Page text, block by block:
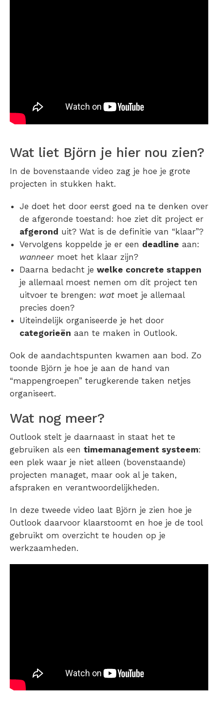
Wat liet Björn je hier nou zien?
In de bovenstaande video zag je hoe je grote
projecten in stukken hakt.
Je doet het door eerst goed na te denken over
de afgeronde toestand: hoe ziet dit project er
afgerond uit? Wat is de definitie van “klaar”?
Vervolgens koppelde je er een deadline aan:
wanneer moet het klaar zijn?
Daarna bedacht je welke concrete stappen
je allemaal moest nemen om dit project ten
uitvoer te brengen: wat moet je allemaal
precies doen?
Uiteindelijk organiseerde je het door
categorieën aan te maken in Outlook.
Ook de aandachtspunten kwamen aan bod. Zo
toonde Björn je hoe je aan de hand van
“mappengroepen” terugkerende taken netjes
organiseert.
Wat nog meer?
Outlook stelt je daarnaast in staat het te
gebruiken als een timemanagement systeem:
een plek waar je niet alleen (bovenstaande)
projecten managet, maar ook al je taken,
afspraken en verantwoordelijkheden.
In deze tweede video laat Björn je zien hoe je
Outlook daarvoor klaarstoomt en hoe je de tool
gebruikt om overzicht te houden op je
werkzaamheden.